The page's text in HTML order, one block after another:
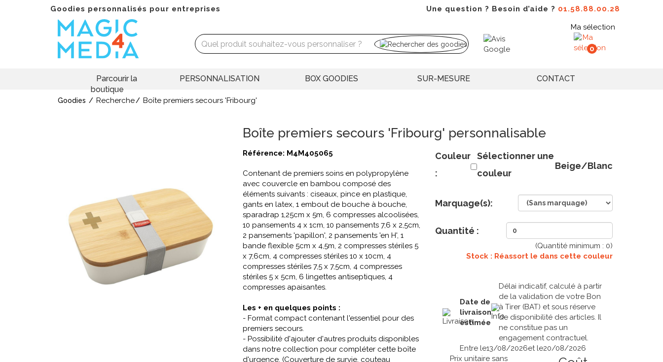
Goodies personnalisés pour entreprises Une question ? Besoin d’aide ? 01.58.88.00.28
Ma sélection
0
Parcourir la
boutique
PERSONNALISATION BOX GOODIES SUR-MESURE CONTACT
Goodies Recherche Boîte premiers secours 'Fribourg'
Boîte premiers secours 'Fribourg' personnalisable
Référence: M4M405065
Contenant de premiers soins en polypropylène
avec couvercle en bambou composé des
éléments suivants : ciseaux, pince en plastique,
gants en latex, 1 embout de bouche à bouche,
sparadrap 1,25cm x 5m, 6 compresses alcoolisées,
10 pansements 4 x 1cm, 10 pansements 7,6 x 2,5cm,
2 pansements 'papillon', 2 pansements 'en H', 1
bande flexible 5cm x 4,5m, 2 compresses stériles 5
x 7,6cm, 4 compresses stériles 10 x 10cm, 4
compresses stériles 7,5 x 7,5cm, 4 compresses
stériles 5 x 5cm, 6 lingettes antiseptiques, 4
compresses apaisantes.
Les + en quelques points :
- Format compact contenant l'essentiel pour des
premiers secours.
- Possibilité d'ajouter d'autres produits disponibles
dans notre collection pour compléter cette boîte
d'urgence. (Couverture de survie, couteau
Couleur
:
Sélectionner une
couleur
Beige/Blanc
Marquage(s):
Quantité :
(Quantité minimum : 0)
Stock : Réassort le dans cette couleur
Date de
livraison
estimée
Délai indicatif, calculé à partir
de la validation de votre Bon
à Tirer (BAT) et sous réserve
de disponibilité des articles. Il
ne constitue pas un
engagement contractuel.
Entre le13/08/2026et le20/08/2026
Prix unitaire sans